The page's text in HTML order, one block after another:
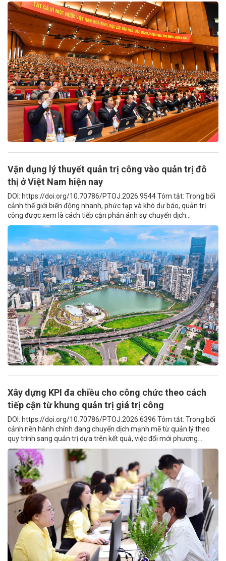
Vận dụng lý thuyết quản trị công vào quản trị đô
thị ở Việt Nam hiện nay
DOI: https://doi.org/10.70786/PTOJ.2026.9544 Tóm tắt: Trong bối
cảnh thế giới biến động nhanh, phức tạp và khó dự báo, quản trị
công được xem là cách tiếp cận phản ánh sự chuyển dịch...
Xây dựng KPI đa chiều cho công chức theo cách
tiếp cận từ khung quản trị giá trị công
DOI: https://doi.org/10.70786/PTOJ.2026.6396 Tóm tắt: Trong bối
cảnh nền hành chính đang chuyển dịch mạnh mẽ từ quản lý theo
quy trình sang quản trị dựa trên kết quả, việc đổi mới phương...